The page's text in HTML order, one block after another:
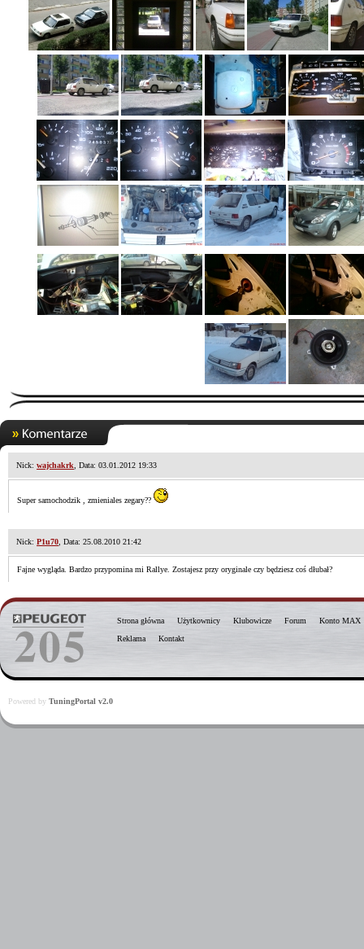
Nick: wajchakrk , Data: 03.01.2012 19:33
Super samochodzik , zmieniales zegary??
Nick: P1u70 , Data: 25.08.2010 21:42
Fajne wygląda. Bardzo przypomina mi Rallye. Zostajesz przy oryginale czy będziesz coś dłubał?
Strona główna Użytkownicy Klubowicze Forum
Konto MAX
Reklama
Kontakt
Powered by TuningPortal v2.0